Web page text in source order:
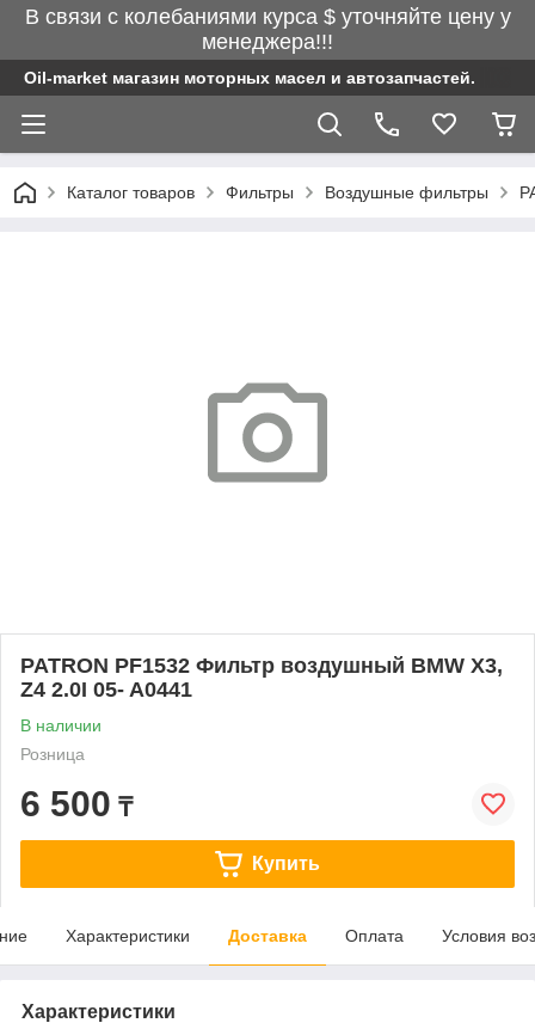
В связи с колебаниями курса $ уточняйте цену у
менеджера!!!
Oil-market магазин моторных масел и автозапчастей.
Каталог товаров Фильтры Воздушные фильтры
PATRON PF1532 Фильтр воздушный BMW X3,
Z4 2.0I 05- A0441
В наличии
Розница
6 500 ₸
Купить
Характеристики Доставка Оплата Условия
Характеристики